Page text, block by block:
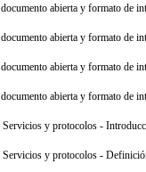
abierta y formato de
abierta y formato de
abierta y formato de
abierta y formato de
Servicios y protocolos -
Servicios y protocolos -